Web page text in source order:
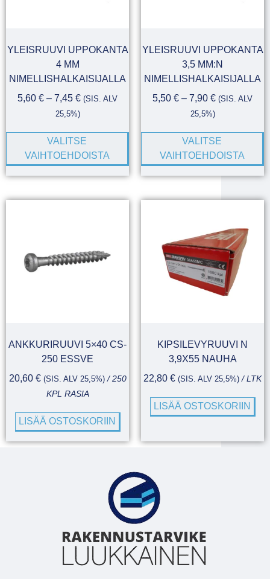
YLEISRUUVI UPPOKANTA
4 MM
NIMELLISHALKAISIJALLA
5,60 € – 7,45 € (SIS. ALV
25,5%)
VALITSE
VAIHTOEHDOISTA
YLEISRUUVI UPPOKANTA
3,5 MM:N
NIMELLISHALKAISIJALLA
5,50 € – 7,90 € (SIS. ALV
25,5%)
VALITSE
VAIHTOEHDOISTA
ANKKURIRUUVI 5×40 CS-
250 ESSVE
20,60 € (SIS. ALV 25,5%)/ 250
KPL RASIA
LISÄÄ OSTOSKORIIN
KIPSILEVYRUUVI N
3,9X55 NAUHA
22,80 € (SIS. ALV 25,5%) / LTK
LISÄÄ OSTOSKORIIN